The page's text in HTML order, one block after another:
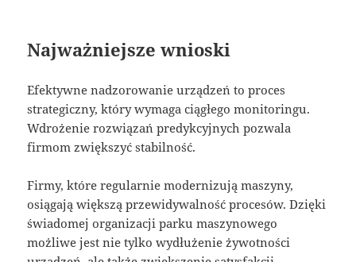
Najważniejsze wnioski
Efektywne nadzorowanie urządzeń to proces
strategiczny, który wymaga ciągłego monitoringu.
Wdrożenie rozwiązań predykcyjnych pozwala
firmom zwiększyć stabilność.
Firmy, które regularnie modernizują maszyny,
osiągają większą przewidywalność procesów. Dzięki
świadomej organizacji parku maszynowego
możliwe jest nie tylko wydłużenie żywotności